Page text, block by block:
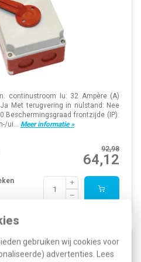
gebruiken wij cookies voor
advertenties. Lees
continustroom Iu: 32 Ampère (A)
Met terugvering in nulstand: Nee
Beschermingsgraad frontzijde (IP):
ui... Meer informatie »
92,98
64,12
Neon-brandschakelaar